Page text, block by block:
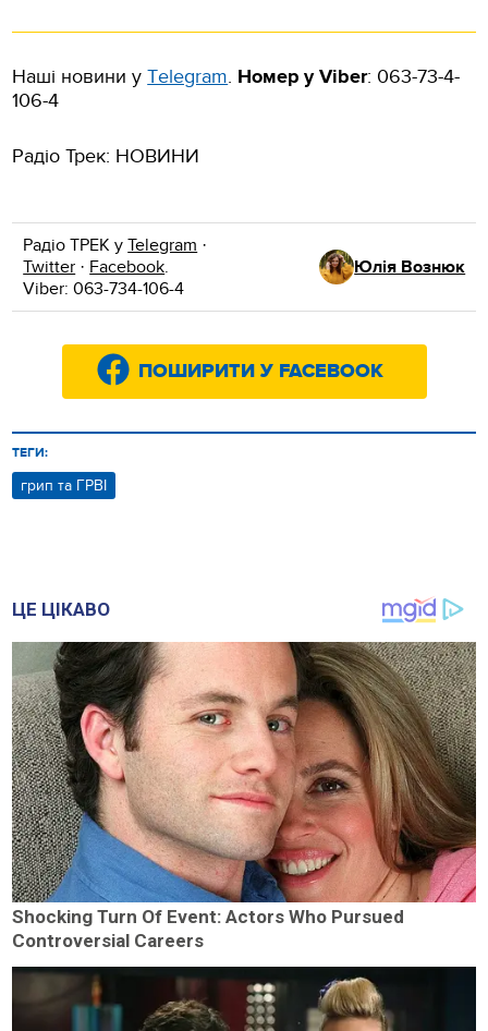
Наші новини уТelegram. Номер у Viber: 063-73-4-
106-4
Радіо Трек: НОВИНИ
Радіо ТРЕК уTelegram ·
Twitter · Facebook.
Viber: 063-734-106-4
Юлія Вознюк
ПОШИРИТИ У FACEBOOK
ТЕГИ:
грип та ГРВІ
ЦЕ ЦІКАВО
Shocking Turn Of Event: Actors Who Pursued
Controversial Careers